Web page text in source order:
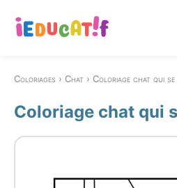
Coloriages Chat Coloriage chat qui se
Coloriage chat qui